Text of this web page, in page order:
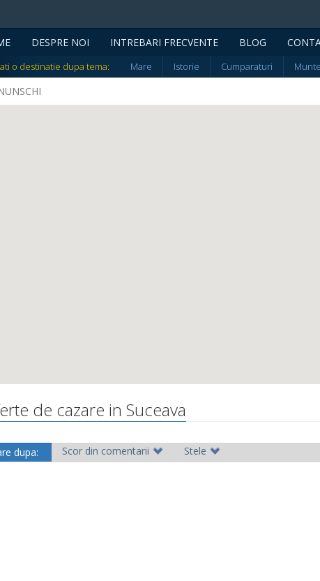
DESPRE NOI INTREBARI FRECVENTE BLOG
o destinatie dupa tema:
Mare Istorie Cumparaturi Munte
de cazare in Suceava
dupa: Scor din comentarii Stele